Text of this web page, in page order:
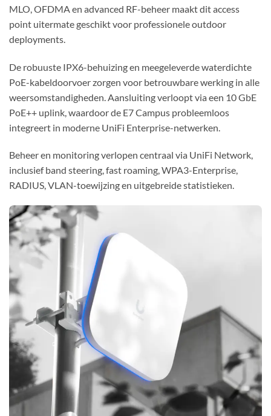
MLO, OFDMA en advanced RF-beheer maakt dit access
point uitermate geschikt voor professionele outdoor
deployments.
De robuuste IPX6-behuizing en meegeleverde waterdichte
PoE-kabeldoorvoer zorgen voor betrouwbare werking in alle
weersomstandigheden. Aansluiting verloopt via een 10 GbE
PoE++ uplink, waardoor de E7 Campus probleemloos
integreert in moderne UniFi Enterprise-netwerken.
Beheer en monitoring verlopen centraal via UniFi Network,
inclusief band steering, fast roaming, WPA3-Enterprise,
RADIUS, VLAN-toewijzing en uitgebreide statistieken.